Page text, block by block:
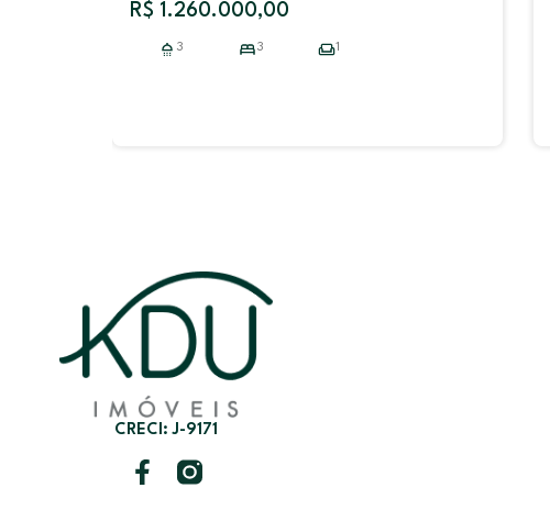
R$ 1.260.000,00
3 3 1
CRECI: J-9171